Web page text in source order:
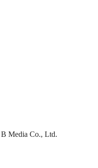
Media Co., Ltd.